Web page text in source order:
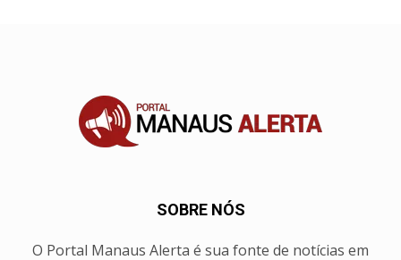
SOBRE NÓS
O Portal Manaus Alerta é sua fonte de notícias em